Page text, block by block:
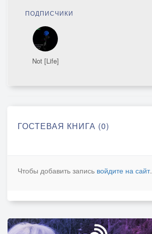
ПОДПИСЧИКИ
Not [Life]
ГОСТЕВАЯ КНИГА (0)
Чтобы добавить запись войдите на сайт.